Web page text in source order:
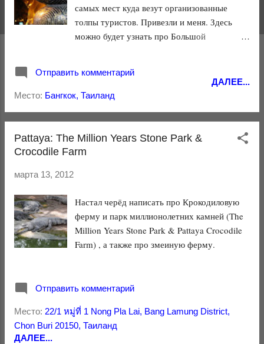
самых мест куда везут организованные
толпы туристов. Привезли и меня. Здесь
можно будет узнать про Большой
Отправить комментарий
Место: Бангкок, Таиланд
ДАЛЕЕ...
Pattaya: The Million Years Stone Park &
Crocodile Farm
марта 13, 2012
Настал черёд написать про Крокодиловую
ферму и парк миллионолетних камней (The
Million Years Stone Park & Pattaya Crocodile
Farm) , а также про змеиную ферму.
Отправить комментарий
Место: 22/1 หมู่ที่ 1 Nong Pla Lai, Bang Lamung District,
Chon Buri 20150, Таиланд
ДАЛЕЕ...